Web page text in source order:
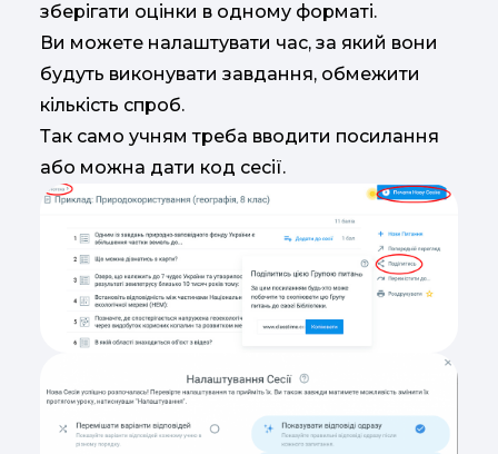
зберігати оцінки в одному форматі.
Ви можете налаштувати час, за який вони
будуть виконувати завдання, обмежити
кількість спроб.
Так само учням треба вводити посилання
або можна дати код сесії.